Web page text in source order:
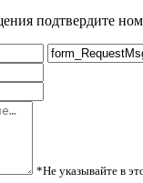
подтвердите
*Не указывайте в